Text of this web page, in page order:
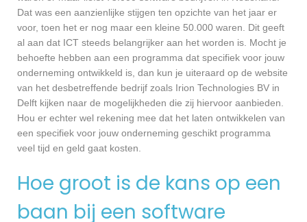
Dat was een aanzienlijke stijgen ten opzichte van het jaar er
voor, toen het er nog maar een kleine 50.000 waren. Dit geeft
al aan dat ICT steeds belangrijker aan het worden is. Mocht je
behoefte hebben aan een programma dat specifiek voor jouw
onderneming ontwikkeld is, dan kun je uiteraard op de website
van het desbetreffende bedrijf zoals Irion Technologies BV in
Delft kijken naar de mogelijkheden die zij hiervoor aanbieden.
Hou er echter wel rekening mee dat het laten ontwikkelen van
een specifiek voor jouw onderneming geschikt programma
veel tijd en geld gaat kosten.
Hoe groot is de kans op een
baan bij een software